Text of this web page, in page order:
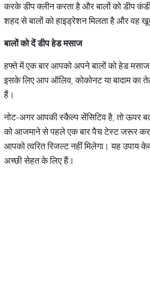
करके डीप क्लीन करता है और बालों को डीप
शहद से बालों को हाइड्रेशन मिलता है और वह
बालों को दें डीप हेड मसाज
हफ्ते में एक बार आपको अपने बालों को हेड मसाज
इसके लिए आप ऑलिव, कोकोनट या बादाम का
हैं।
नोट-अगर आपकी स्कैल्प सेंसिटिव है, तो ऊपर
को आजमाने से पहले एक बार पैच टेस्ट जरूर
आपको त्वरित रिजल्ट नहीं मिलेगा। यह उपाय
अच्‍छी सेहत के लिए हैं।